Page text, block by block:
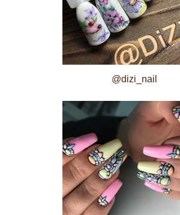
@dizi_nail